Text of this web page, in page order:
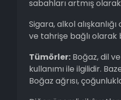
sabahları artmış
Sigara, alkol
ve tahrişe bağlı olarak
Tümörler:Boğaz, dil
kullanımı ile ilgilidir.
Boğaz ağrısı,